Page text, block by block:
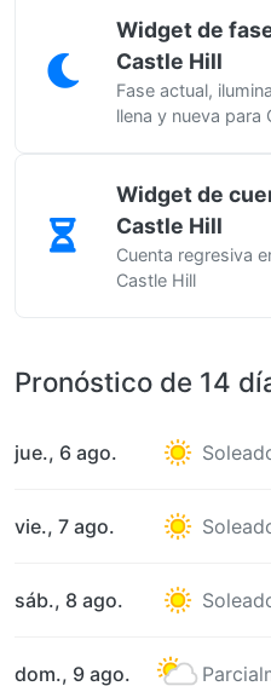
Widget de
Castle Hill
Fase actual,
llena y nueva para
Widget de
Castle Hill
Cuenta regresiva
Castle Hill
Pronóstico de 14
jue., 6 ago.
vie., 7 ago.
sáb., 8 ago.
dom., 9 ago.